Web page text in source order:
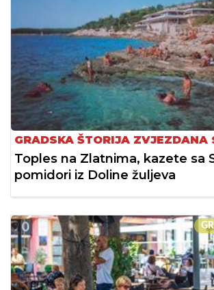
GRADSKA ŠTORIJA ZVJEZDANA
Toples na Zlatnima, kazete sa
pomidori iz Doline žuljeva